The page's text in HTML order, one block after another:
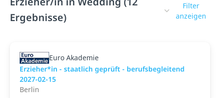
Ergebnisse)
Filter
anzeigen
Euro Akademie
Erzieher*in - staatlich geprüft - berufsbegleitend
2027-02-15
Berlin